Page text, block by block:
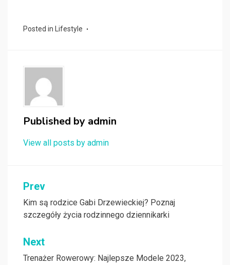
Posted in Lifestyle
Published by admin
View all posts by admin
Nawigacja
wpisu
Prev
Kim są rodzice Gabi Drzewieckiej? Poznaj
szczegóły życia rodzinnego dziennikarki
Next
Trenażer Rowerowy: Najlepsze Modele 2023,